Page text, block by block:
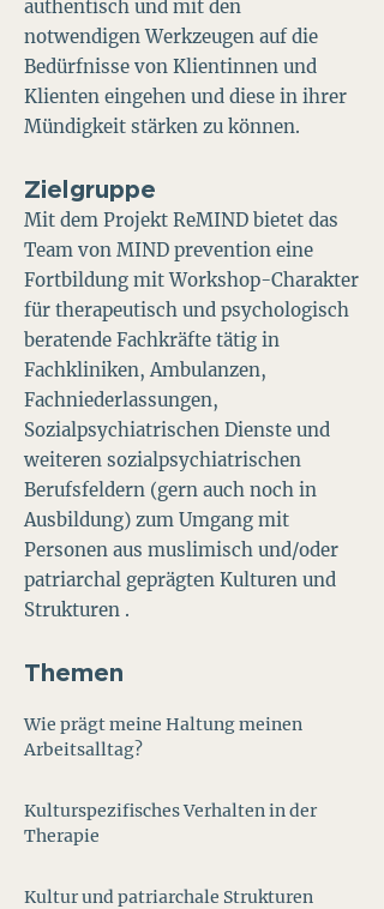
authentisch und mit den
notwendigen Werkzeugen auf die
Bedürfnisse von Klientinnen und
Klienten eingehen und diese in ihrer
Mündigkeit stärken zu können.
Zielgruppe
Mit dem Projekt ReMIND bietet das
Team von MIND prevention eine
Fortbildung mit Workshop-Charakter
für therapeutisch und psychologisch
beratende Fachkräfte tätig in
Fachkliniken, Ambulanzen,
Fachniederlassungen,
Sozialpsychiatrischen Dienste und
weiteren sozialpsychiatrischen
Berufsfeldern (gern auch noch in
Ausbildung) zum Umgang mit
Personen aus muslimisch und/oder
patriarchal geprägten Kulturen und
Strukturen .
Themen
Wie prägt meine Haltung meinen
Arbeitsalltag?
Kulturspezifisches Verhalten in der
Therapie
Kultur und patriarchale Strukturen